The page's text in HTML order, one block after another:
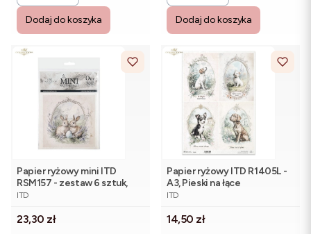
Dodaj do koszyka Dodaj do koszyka
Papier ryżowy mini ITD
RSM157 - zestaw 6 sztuk,
Zajączki
PRODUCENT
ITD
Cena
23,30 zł
Papier ryżowy ITD R1405L -
A3, Pieski na łące
PRODUCENT
ITD
Cena
14,50 zł